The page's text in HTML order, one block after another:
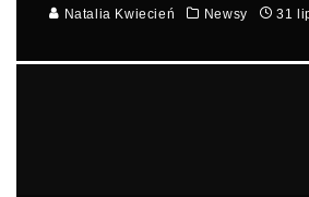
Natalia Kwiecień Newsy 31